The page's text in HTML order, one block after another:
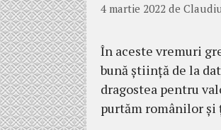
4 martie 2022 de
În aceste vremuri
bună știință de la
dragostea pentru
purtăm românilor și